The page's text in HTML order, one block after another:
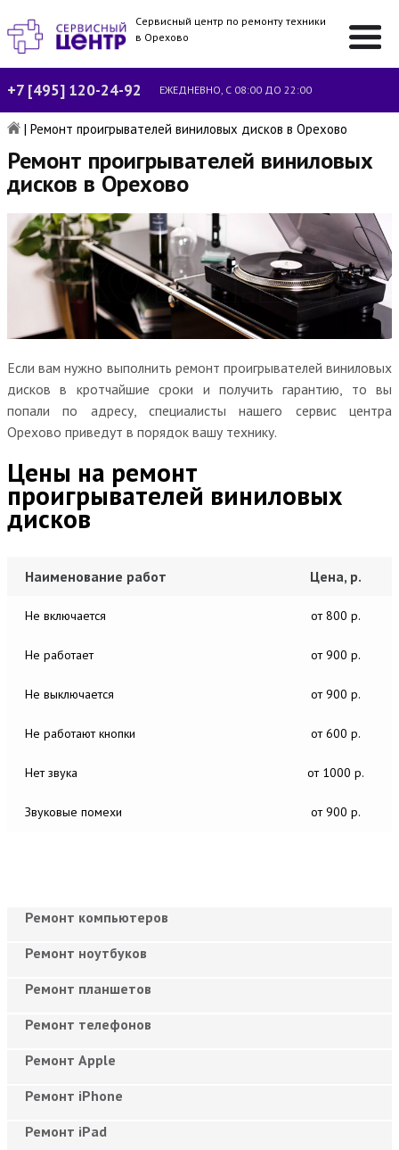
Сервисный центр по ремонту техники
в Орехово
+7 [495] 120-24-92 ЕЖЕДНЕВНО, С 08:00 ДО 22:00
| Ремонт проигрывателей виниловых дисков в Орехово
Ремонт проигрывателей виниловых
дисков в Орехово
Если вам нужно выполнить ремонт проигрывателей виниловых
дисков в кротчайшие сроки и получить гарантию, то вы
попали по адресу, специалисты нашего сервис центра
Орехово приведут в порядок вашу технику.
Цены на ремонт
проигрывателей виниловых
дисков
Наименование работ Цена, р.
Не включается от 800 р.
Не работает от 900 р.
Не выключается от 900 р.
Не работают кнопки от 600 р.
Нет звука от 1000 р.
Звуковые помехи от 900 р.
Ремонт компьютеров
Ремонт ноутбуков
Ремонт планшетов
Ремонт телефонов
Ремонт Apple
Ремонт iPhone
Ремонт iPad